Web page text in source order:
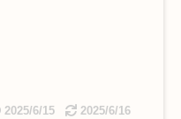
2025/6/15 2025/6/16